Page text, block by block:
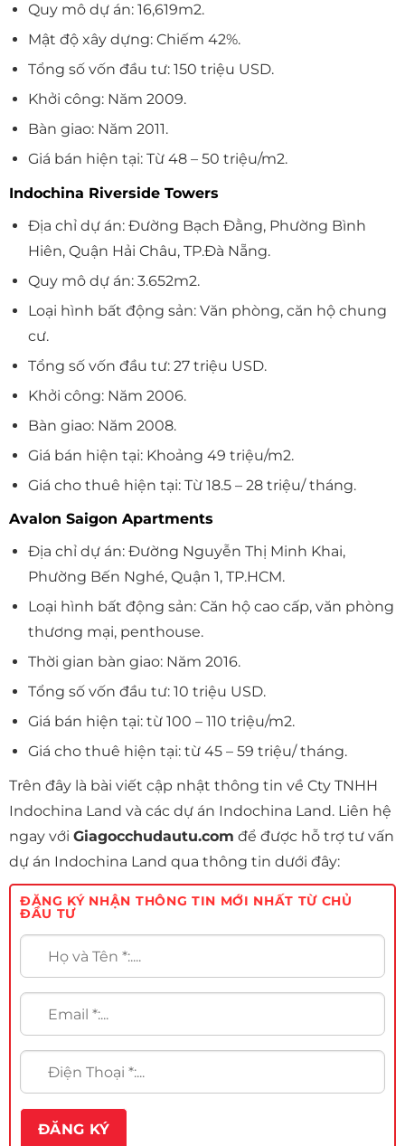
Quy mô dự án: 16,619m2.
Mật độ xây dựng: Chiếm 42%.
Tổng số vốn đầu tư: 150 triệu USD.
Khởi công: Năm 2009.
Bàn giao: Năm 2011.
Giá bán hiện tại: Từ 48 – 50 triệu/m2.
Indochina Riverside Towers
Địa chỉ dự án: Đường Bạch Đằng, Phường Bình
Hiên, Quận Hải Châu, TP.Đà Nẵng.
Quy mô dự án: 3.652m2.
Loại hình bất động sản: Văn phòng, căn hộ chung
cư.
Tổng số vốn đầu tư: 27 triệu USD.
Khởi công: Năm 2006.
Bàn giao: Năm 2008.
Giá bán hiện tại: Khoảng 49 triệu/m2.
Giá cho thuê hiện tại: Từ 18.5 – 28 triệu/ tháng.
Avalon Saigon Apartments
Địa chỉ dự án: Đường Nguyễn Thị Minh Khai,
Phường Bến Nghé, Quận 1, TP.HCM.
Loại hình bất động sản: Căn hộ cao cấp, văn phòng
thương mại, penthouse.
Thời gian bàn giao: Năm 2016.
Tổng số vốn đầu tư: 10 triệu USD.
Giá bán hiện tại: từ 100 – 110 triệu/m2.
Giá cho thuê hiện tại: từ 45 – 59 triệu/ tháng.
Trên đây là bài viết cập nhật thông tin về Cty TNHH
Indochina Land và các dự án Indochina Land. Liên hệ
ngay với Giagocchudautu.com để được hỗ trợ tư vấn
dự án Indochina Land qua thông tin dưới đây:
ĐĂNG KÝ NHẬN THÔNG TIN MỚI NHẤT TỪ CHỦ
ĐẦU TƯ